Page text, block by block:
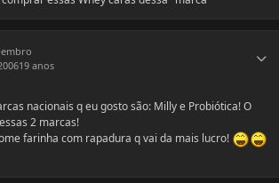
19 anos
nacionais q eu gosto são: Milly e Probiótica! O
2 marcas!
farinha com rapadura q vai da mais lucro!